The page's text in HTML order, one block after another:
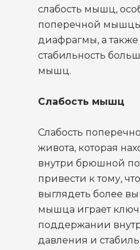
слабость мышц,
поперечной
диафрагмы, а также
стабильность
мышц.
Слабость мышц
Слабость
живота, которая
внутри брюшной
привести к тому,
выглядеть более
мышца играет
поддержании
давления и